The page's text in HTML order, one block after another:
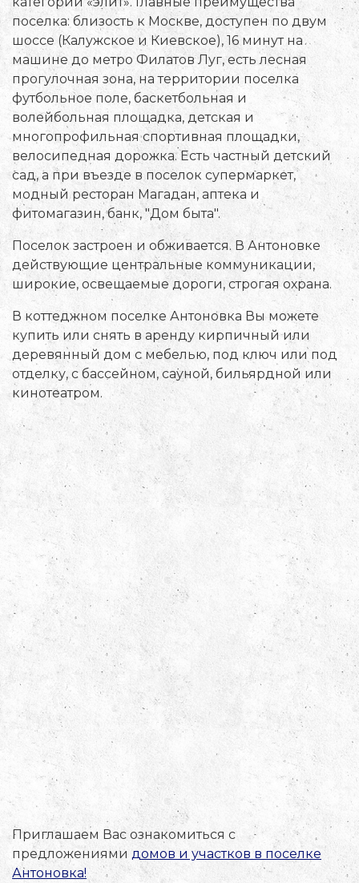
поселка: близость к Москве, доступен по двум
шоссе (Калужское и Киевское), 16 минут на
машине до метро Филатов Луг, есть лесная
прогулочная зона, на территории поселка
футбольное поле, баскетбольная и
волейбольная площадка, детская и
многопрофильная спортивная площадки,
велосипедная дорожка. Есть частный детский
сад, а при въезде в поселок супермаркет,
модный ресторан Магадан, аптека и
фитомагазин, банк, "Дом быта".
Поселок застроен и обживается. В Антоновке
действующие центральные коммуникации,
широкие, освещаемые дороги, строгая охрана.
В коттеджном поселке Антоновка Вы можете
купить или снять в аренду кирпичный или
деревянный дом с мебелью, под ключ или под
отделку, с бассейном, сауной, бильярдной или
кинотеатром.
Приглашаем Вас ознакомиться с
предложениями домов и участков в поселке
Антоновка!